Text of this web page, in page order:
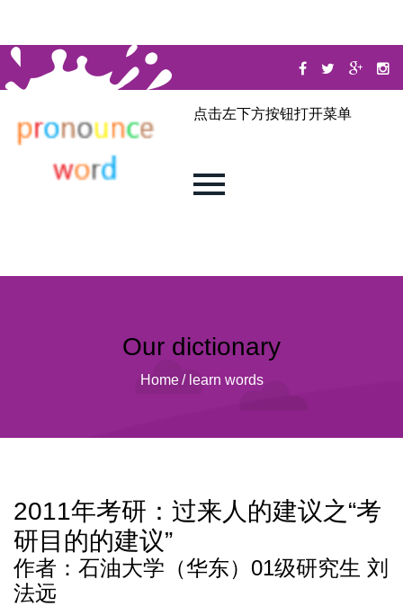
点击左下方按钮打开菜单
Our dictionary
Home / learn words
2011年考研：过来人的建议之“考
研目的的建议”
作者：石油大学（华东）01级研究生 刘
法远